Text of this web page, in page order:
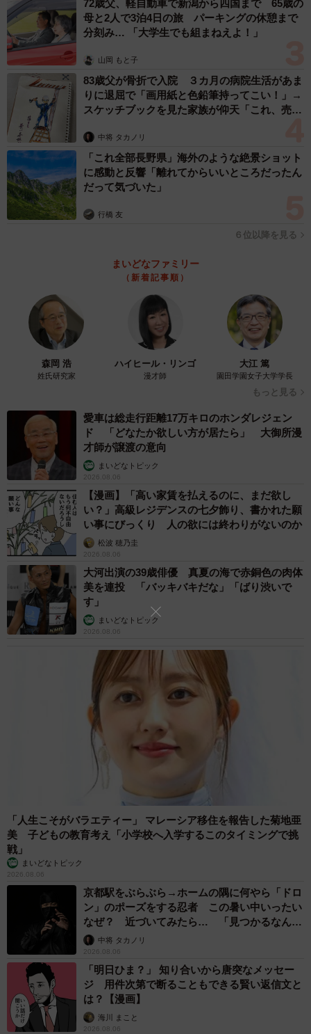
この投稿をInstagramで見る
33歳差カップルvlog(@ayunana_style)がシェアした投稿
そうしてお付き合いをすることになったななこさんと歩夢
さんですが、多くの"年の差カップル"が悩まされるように、
「お互いの両親の反応」が不安の種だったと明かします。
「彼のご両親も、自分たちの意志を貫いて結婚された方だ
ったので、恋愛に対して理解があったのは幸いでした。と
はいえ、33歳の年齢差がありますので、より深い理解が得
られるように、これからも私達が努力していくことが必要
一方で、お互いの友人たちは良い理解を示してくれている
といいます。
「友人に交際を伝える際は、年齢差に驚いて受け入れてく
れないのでは？となかなか言い出せませんでした。しか
言葉をかけてもらえたので安堵しました」
ななこさんに、「33歳差」という年齢差を感じる瞬間につ
差を感じることはほとんどありません」と話します。歩夢
さんはまるで昭和世代のような趣味を持っているそうで、
Instagramでは「映画『男はつらいよ』の寅さんが大好きな
「年齢差を感じるとすれば、体力面ですね。病気になった
時、彼は症状が軽くて早く治るのに、私の場合はそうはい
4/5
歩夢さんの誕生日には『男はつらいよ』のロケ地巡りをしたそう／なな
こさん（@ayunana_style）提供
現在は交際開始から2年以上が経ち、同棲生活を送っている
2人。最後に、同じように年齢差や世間の目に悩む人たちへ
メッセージをもらいました。
72歳父、軽自動車で新潟から四国まで 65歳の
母と2人で3泊4日の旅 パーキングの休憩まで
分刻み… 「大学生でも組まねえよ！」
山岡 もと子
83歳父が骨折で入院 ３カ月の病院生活があま
りに退屈で「画用紙と色鉛筆持ってこい！」→
スケッチブックを見た家族が仰天「これ、売れ
中将 タカノリ
「これ全部長野県」海外のような絶景ショット
に感動と反響「離れてからいいところだったん
だって気づいた」
行橋 友
６位以降を見る
まいどなファミリー
（新着記事順）
森岡 浩
姓氏研究家
ハイヒール・リンゴ
漫才師
大江 篤
園田学園女子大学学長
もっと見る
愛車は総走行距離17万キロのホンダレジェン
ド 「どなたか欲しい方が居たら」 大御所漫
才師が譲渡の意向
まいどなトピック
2026.08.06
【漫画】「高い家賃を払えるのに、まだ欲し
い？」高級レジデンスの七夕飾り、書かれた願
い事にびっくり 人の欲には終わりがないのか
松波 穂乃圭
2026.08.06
大河出演の39歳俳優 真夏の海で赤銅色の肉体
美を連投 「バッキバキだな」「ばり渋いで
す」
まいどなトピック
2026.08.06
「人生こそがバラエティー」 マレーシア移住を報告した菊地亜
美 子どもの教育考え「小学校へ入学するこのタイミングで挑
戦」
まいどなトピック
2026.08.06
京都駅をぶらぶら→ホームの隅に何やら「ドロ
ン」のポーズをする忍者 この暑い中いったい
なぜ？ 近づいてみたら… 「見つかるなんて
未熟」中将 タカノリ
2026.08.06
「明日ひま？」 知り合いから唐突なメッセー
ジ 用件次第で断ることもできる賢い返信文と
は？【漫画】
海川 まこと
2026.08.06